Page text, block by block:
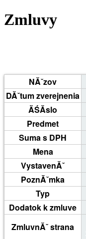
Zmluvy
NĂˇzov
DĂˇtum zverejnenia
ÄŚĂ­slo
Predmet
Suma s DPH
Mena
VystavenĂˇ
PoznĂˇmka
Typ
Dodatok k zmluve
ZmluvnĂˇ strana